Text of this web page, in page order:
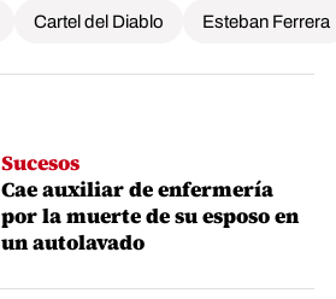
Cartel del Diablo Esteban Ferrera
Sucesos
Cae auxiliar de enfermería
por la muerte de su esposo en
un autolavado